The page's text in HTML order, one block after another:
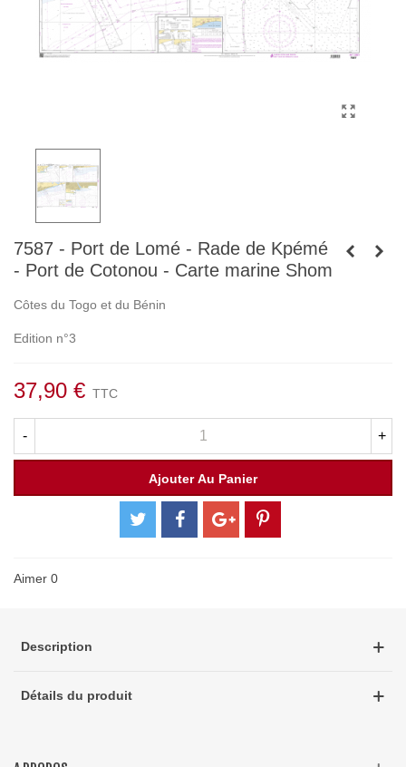
7587 - Port de Lomé - Rade de Kpémé
- Port de Cotonou - Carte marine Shom
Côtes du Togo et du Bénin
Edition n°3
37,90 € TTC
- +
Ajouter Au Panier
Aimer 0
Description
Détails du produit